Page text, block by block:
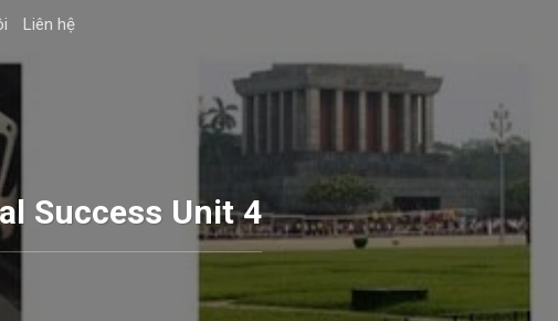
Liên hệ
Success Unit 4